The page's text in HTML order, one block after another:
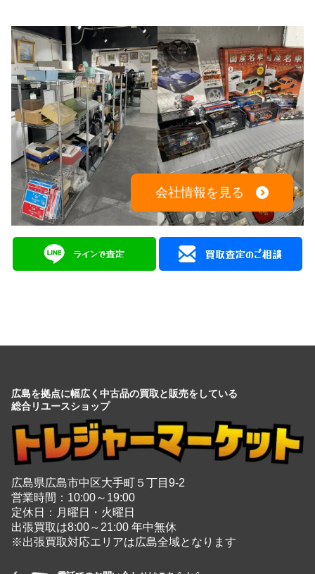
会社情報を見る
広島を拠点に幅広く中古品の買取と販売をしている
総合リユースショップ
広島県広島市中区大手町５丁目9-2
営業時間：10:00～19:00
定休日：月曜日・火曜日
出張買取は8:00～21:00 年中無休
※出張買取対応エリアは広島全域となります